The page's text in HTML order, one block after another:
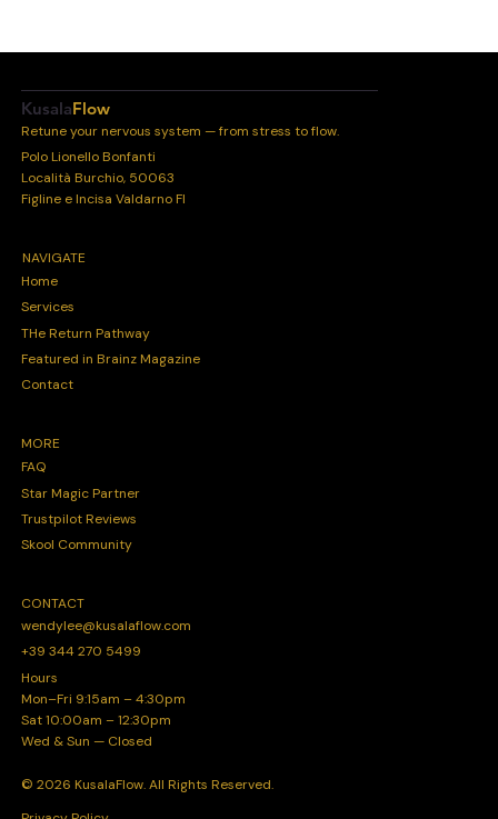
KusalaFlow
Retune your nervous system — from stress to flow.
Polo Lionello Bonfanti
Località Burchio, 50063
Figline e Incisa Valdarno FI
NAVIGATE
Home
Services
THe Return Pathway
Featured in Brainz Magazine
Contact
MORE
FAQ
Star Magic Partner
Trustpilot Reviews
Skool Community
CONTACT
wendylee@kusalaflow.com
+39 344 270 5499
Hours
Mon–Fri 9:15am – 4:30pm
Sat 10:00am – 12:30pm
Wed & Sun — Closed
© 2026 KusalaFlow. All Rights Reserved.